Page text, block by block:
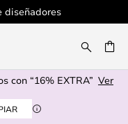
Servicio al cliente
con “16% EXTRA” Ver